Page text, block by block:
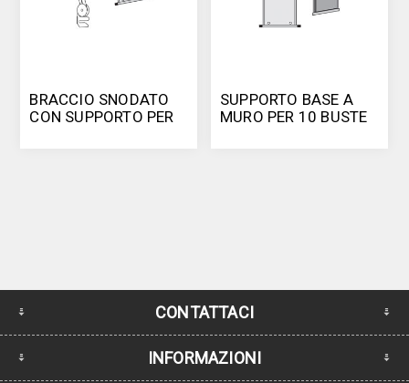
BRACCIO SNODATO
CON SUPPORTO PER
SUPPORTO BASE A
MURO PER 10 BUSTE
CONTATTACI
INFORMAZIONI